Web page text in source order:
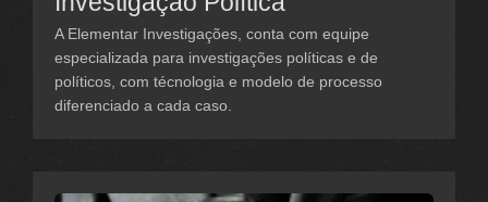
A Elementar Investigações, conta com equipe
especializada para investigações políticas e de
políticos, com técnologia e modelo de processo
diferenciado a cada caso.